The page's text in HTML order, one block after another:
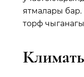
ятмалары
торф